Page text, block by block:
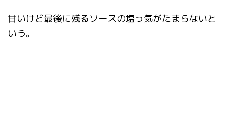
甘いけど最後に残るソースの塩っ気がたまらないと
いう。